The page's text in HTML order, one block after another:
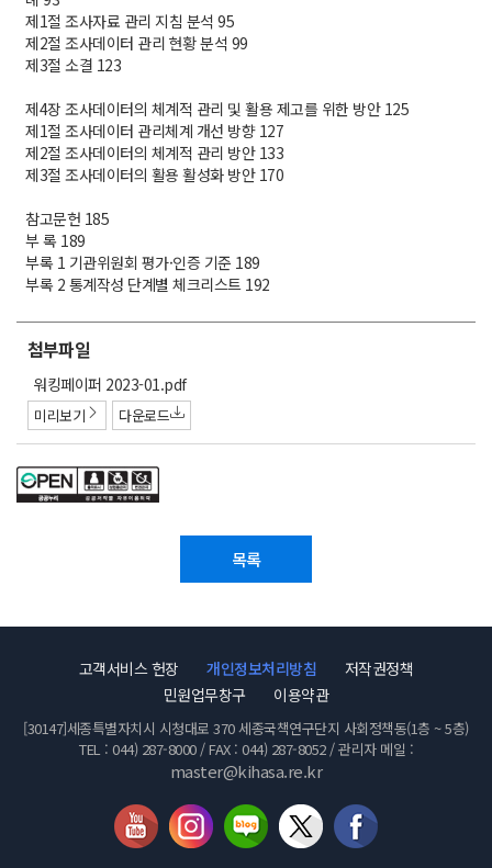
제1절 조사자료 관리 지침 분석 95
제2절 조사데이터 관리 현황 분석 99
제3절 소결 123
제4장 조사데이터의 체계적 관리 및 활용 제고를 위한 방안 125
제1절 조사데이터 관리체계 개선 방향 127
제2절 조사데이터의 체계적 관리 방안 133
제3절 조사데이터의 활용 활성화 방안 170
참고문헌 185
부 록 189
부록 1 기관위원회 평가·인증 기준 189
부록 2 통계작성 단계별 체크리스트 192
첨부파일
첨
부
파
워킹페이퍼 2023-01.pdf
미리보기 다운로드
목록
고객서비스 헌장 개인정보처리방침
저작권정책
민원업무창구
이용약관
[30147]세종특별자치시 시청대로 370 세종국책연구단지 사회정책동(1층 ~ 5층)
TEL : 044) 287-8000 / FAX : 044) 287-8052 / 관리자 메일 :
master@kihasa.re.kr